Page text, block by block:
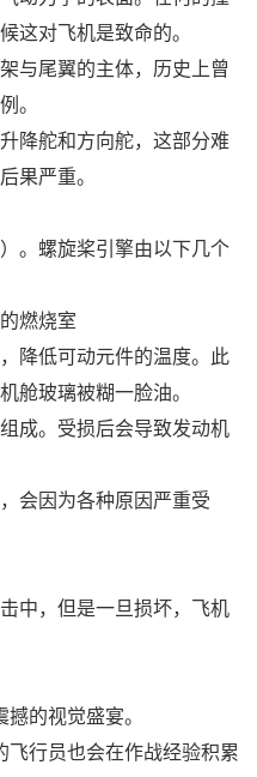
对飞机是致命的。
与尾翼的主体，历史上曾
。
降舵和方向舵，这部分难
果严重。
。螺旋桨引擎由以下几个
燃烧室
降低可动元件的温度。此
舱玻璃被糊一脸油。
成。受损后会导致发动机
会因为各种原因严重受
中，但是一旦损坏，飞机
的视觉盛宴。
飞行员也会在作战经验积累